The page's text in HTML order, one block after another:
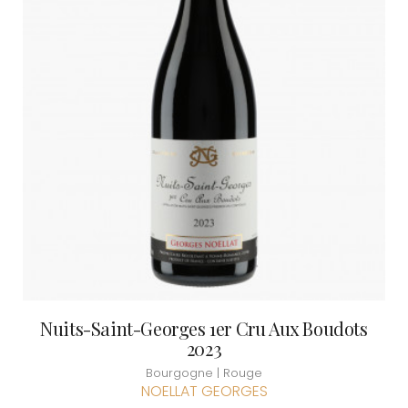
Nuits-Saint-Georges 1er Cru Aux Boudots
2023
Bourgogne | Rouge
NOELLAT GEORGES